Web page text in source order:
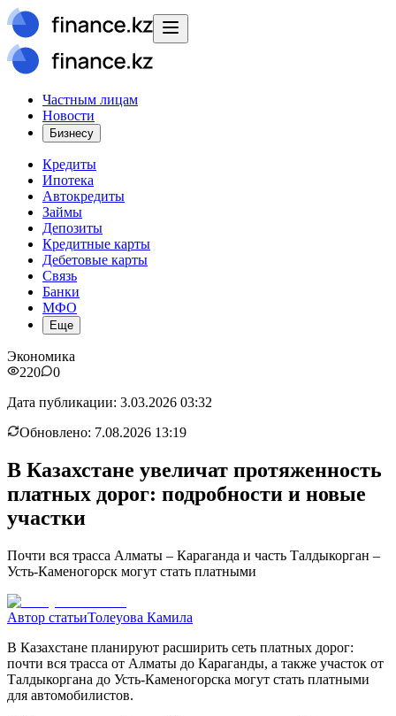
Частным лицам
Новости
Бизнесу
Кредиты
Ипотека
Автокредиты
Займы
Депозиты
Кредитные карты
Дебетовые карты
Связь
Банки
МФО
Еще
Экономика
220
0
Дата публикации: 3.03.2026 03:32
Обновлено: 7.08.2026 13:19
В Казахстане увеличат протяженность
платных дорог: подробности и новые
участки
Почти вся трасса Алматы – Караганда и часть Талдыкорган –
Усть-Каменогорск могут стать платными
Автор статьиТолеуова Камила
В Казахстане планируют расширить сеть платных дорог:
почти вся трасса от Алматы до Караганды, а также участок от
Талдыкоргана до Усть-Каменогорска могут стать платными
для автомобилистов.